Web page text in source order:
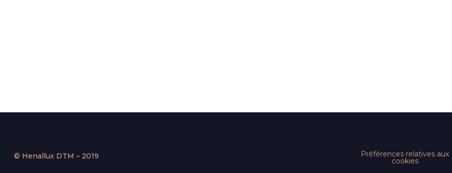
© Henallux DTM – 2019 Préférences relatives aux
cookies